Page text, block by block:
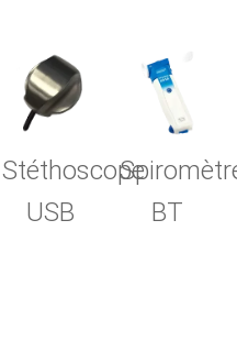
Stéthoscope
USB
BT